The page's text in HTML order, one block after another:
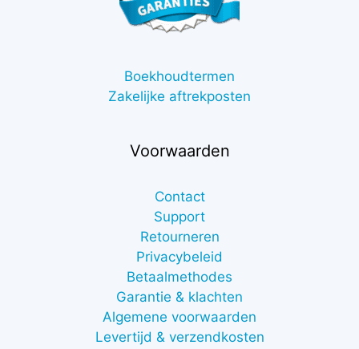
Boekhoudtermen
Zakelijke aftrekposten
Voorwaarden
Contact
Support
Retourneren
Privacybeleid
Betaalmethodes
Garantie & klachten
Algemene voorwaarden
Levertijd & verzendkosten